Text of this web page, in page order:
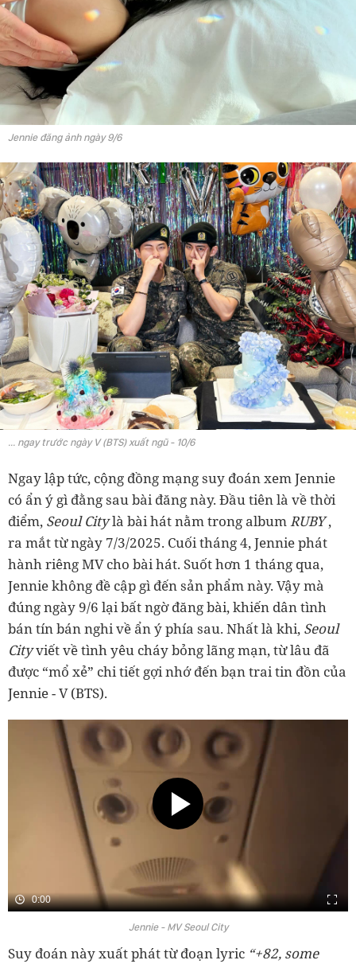
Jennie đăng ảnh ngày 9/6
... ngay trước ngày V (BTS) xuất ngũ - 10/6
Ngay lập tức, cộng đồng mạng suy đoán xem Jennie
có ẩn ý gì đằng sau bài đăng này. Đầu tiên là về thời
điểm, Seoul Citylà bài hát nằm trong albumRUBY,
ra mắt từ ngày 7/3/2025. Cuối tháng 4, Jennie phát
hành riêng MV cho bài hát. Suốt hơn 1 tháng qua,
Jennie không đề cập gì đến sản phẩm này. Vậy mà
đúng ngày 9/6 lại bất ngờ đăng bài, khiến dân tình
bán tín bán nghi về ẩn ý phía sau. Nhất là khi, Seoul
Cityviết về tình yêu cháy bỏng lãng mạn, từ lâu đã
được “mổ xẻ” chi tiết gợi nhớ đến bạn trai tin đồn của
Jennie - V (BTS).
0:00
Jennie - MV Seoul City
Suy đoán này xuất phát từ đoạn lyric “+82, some